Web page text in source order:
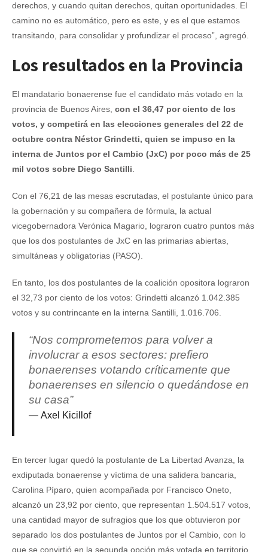
derechos, y cuando quitan derechos, quitan oportunidades. El
camino no es automático, pero es este, y es el que estamos
transitando, para consolidar y profundizar el proceso”, agregó.
Los resultados en la Provincia
El mandatario bonaerense fue el candidato más votado en la
provincia de Buenos Aires, con el 36,47 por ciento de los
votos, y competirá en las elecciones generales del 22 de
octubre contra Néstor Grindetti, quien se impuso en la
interna de Juntos por el Cambio (JxC) por poco más de 25
mil votos sobre Diego Santilli
Con el 76,21 de las mesas escrutadas, el postulante único para
la gobernación y su compañera de fórmula, la actual
vicegobernadora Verónica Magario, lograron cuatro puntos más
que los dos postulantes de JxC en las primarias abiertas,
simultáneas y obligatorias (PASO).
En tanto, los dos postulantes de la coalición opositora lograron
el 32,73 por ciento de los votos: Grindetti alcanzó 1.042.385
votos y su contrincante en la interna Santilli, 1.016.706.
“Nos comprometemos para volver a
involucrar a esos sectores: prefiero
bonaerenses votando críticamente que
bonaerenses en silencio o quedándose en
su casa”
Axel Kicillof
En tercer lugar quedó la postulante de La Libertad Avanza, la
exdiputada bonaerense y víctima de una salidera bancaria,
Carolina Píparo, quien acompañada por Francisco Oneto,
alcanzó un 23,92 por ciento, que representan 1.504.517 votos,
una cantidad mayor de sufragios que los que obtuvieron por
separado los dos postulantes de Juntos por el Cambio, con lo
que se convirtió en la segunda opción más votada en territorio